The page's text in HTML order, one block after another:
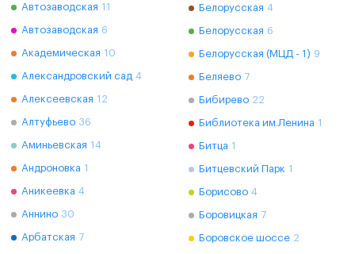
Автозаводская 11
Автозаводская 6
Академическая 10
Александровский сад 4
Алексеевская 12
Алтуфьево 36
Аминьевская 14
Андроновка 1
Аникеевка 4
Аннино 30
Арбатская 7
Белорусская 4
Белорусская 6
Белорусская (МЦД - 1) 9
Беляево 7
Бибирево 22
Библиотека им.Ленина 1
Битца 1
Битцевский Парк 1
Борисово 4
Боровицкая 7
Боровское шоссе 2